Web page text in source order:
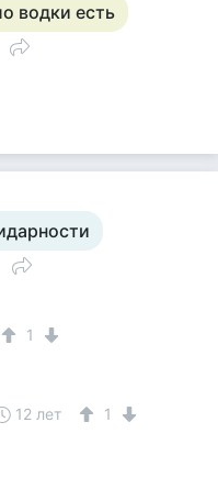
водки есть
1
12 лет 1